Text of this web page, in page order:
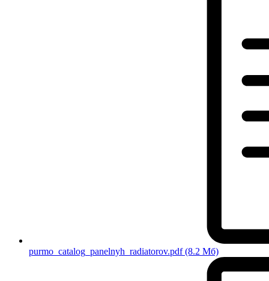
purmo_catalog_panelnyh_radiatorov.pdf(8.2 Мб)